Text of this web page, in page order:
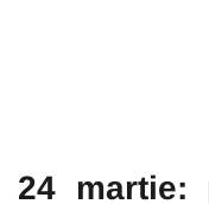
24 martie: